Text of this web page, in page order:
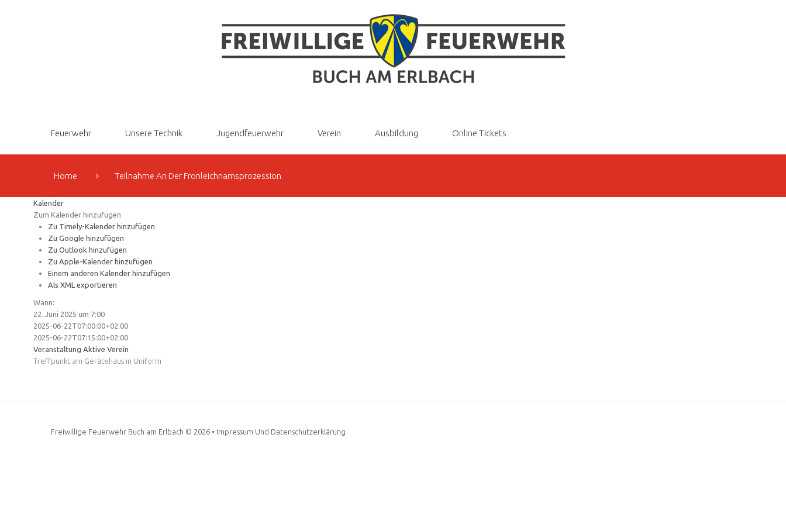
Feuerwehr Unsere Technik Jugendfeuerwehr Verein Ausbildung Online Tickets
Home Teilnahme An Der Fronleichnamsprozession
Kalender
Zum Kalender hinzufügen
Zu Timely-Kalender hinzufügen
Zu Google hinzufügen
Zu Outlook hinzufügen
Zu Apple-Kalender hinzufügen
Einem anderen Kalender hinzufügen
Als XML exportieren
Wann:
22. Juni 2025 um 7:00
2025-06-22T07:00:00+02:00
2025-06-22T07:15:00+02:00
Veranstaltung Aktive Verein
Treffpunkt am Gerätehaus in Uniform
Freiwillige Feuerwehr Buch am Erlbach © 2026 • Impressum Und Datenschutzerklärung